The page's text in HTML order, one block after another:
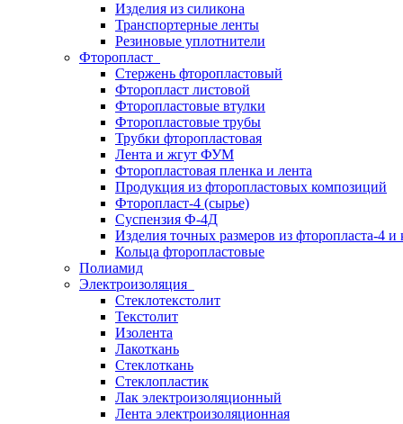
Изделия из силикона
Транспортерные ленты
Резиновые уплотнители
Фторопласт
Стержень фторопластовый
Фторопласт листовой
Фторопластовые втулки
Фторопластовые трубы
Трубки фторопластовая
Лента и жгут ФУМ
Фторопластовая пленка и лента
Продукция из фторопластовых композиций
Фторопласт-4 (сырье)
Суспензия Ф-4Д
Изделия точных размеров из фторопласта-4 и
Кольца фторопластовые
Полиамид
Электроизоляция
Стеклотекстолит
Текстолит
Изолента
Лакоткань
Стеклоткань
Стеклопластик
Лак электроизоляционный
Лента электроизоляционная